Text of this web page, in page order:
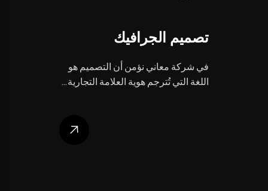
تصميم الجرافيك
في شركة معاني نؤمن أن التصميم هو
اللغة التي تُترجم هوية العلامة التجارية…